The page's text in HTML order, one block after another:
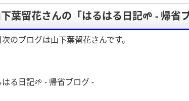
葉留花さんの「はるはる日記🌱 - 帰省ブ
のブログは山下葉留花さんです。
はる日記🌱 - 帰省ブログ -